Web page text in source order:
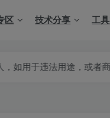
区 技术分享 工
或者商业用途，一律用于